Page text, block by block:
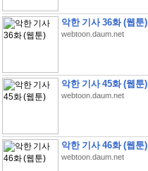
악한 기사 36화 (웹툰)
webtoon.daum.net
악한 기사 45화 (웹툰)
webtoon.daum.net
악한 기사 46화 (웹툰)
webtoon.daum.net